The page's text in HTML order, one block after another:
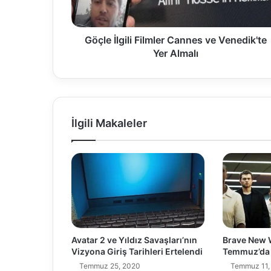
Almalı
Göçle İlgili Filmler Cannes ve Venedik'te
Yer Almalı
İlgili Makaleler
Avatar 2 ve Yıldız Savaşları’nın
Vizyona Giriş Tarihleri Ertelendi
Temmuz 25, 2020
Brave New
Temmuz